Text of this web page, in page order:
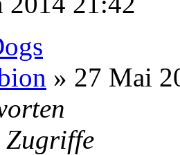
» 27 Mai
Zugriffe